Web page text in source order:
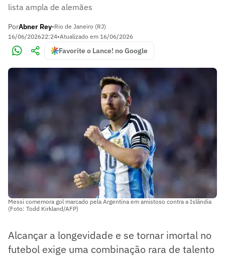
lista ampla de alemães
PorAbner Rey•Rio de Janeiro (RJ)
16/06/202622:24•Atualizado em 16/06/2026
Favorite o Lance! no Google
Messi comemora gol marcado pela Argentina em amistoso contra a Islândia
(Foto: Todd Kirkland/AFP)
Alcançar a longevidade e se tornar imortal no
futebol exige uma combinação rara de talento